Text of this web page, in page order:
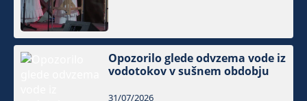
Opozorilo glede odvzema vode iz
vodotokov v sušnem obdobju
31/07/2026